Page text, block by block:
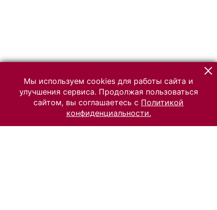
Мы используем cookies для работы сайта и
улучшения сервиса. Продолжая пользоваться
сайтом, вы соглашаетесь с Политикой
конфиденциальности.